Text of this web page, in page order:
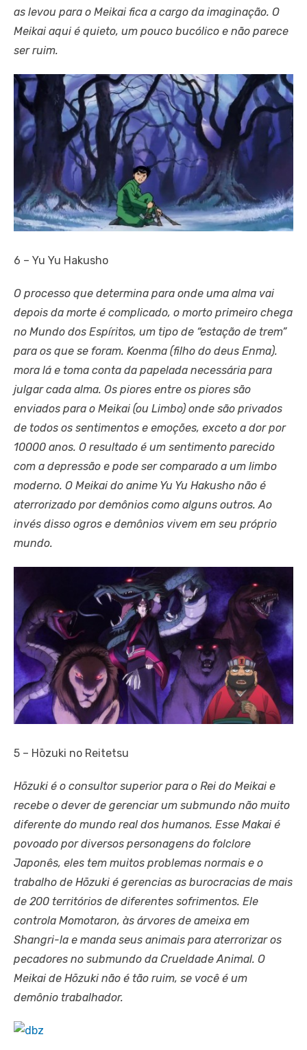
as levou para o Meikai fica a cargo da imaginação. O
Meikai aqui é quieto, um pouco bucólico e não parece
ser ruim.
6 – Yu Yu Hakusho
O processo que determina para onde uma alma vai
depois da morte é complicado, o morto primeiro chega
no Mundo dos Espíritos, um tipo de “estação de trem”
para os que se foram. Koenma (filho do deus Enma).
mora lá e toma conta da papelada necessária para
julgar cada alma. Os piores entre os piores são
enviados para o Meikai (ou Limbo) onde são privados
de todos os sentimentos e emoções, exceto a dor por
10000 anos. O resultado é um sentimento parecido
com a depressão e pode ser comparado a um limbo
moderno. O Meikai do anime Yu Yu Hakusho não é
aterrorizado por demônios como alguns outros. Ao
invés disso ogros e demônios vivem em seu próprio
mundo.
5 – Hōzuki no Reitetsu
Hōzuki é o consultor superior para o Rei do Meikai e
recebe o dever de gerenciar um submundo não muito
diferente do mundo real dos humanos. Esse Makai é
povoado por diversos personagens do folclore
Japonês, eles tem muitos problemas normais e o
trabalho de Hōzuki é gerencias as burocracias de mais
de 200 territórios de diferentes sofrimentos. Ele
controla Momotaron, às árvores de ameixa em
Shangri-la e manda seus animais para aterrorizar os
pecadores no submundo da Crueldade Animal. O
Meikai de Hōzuki não é tão ruim, se você é um
demônio trabalhador.